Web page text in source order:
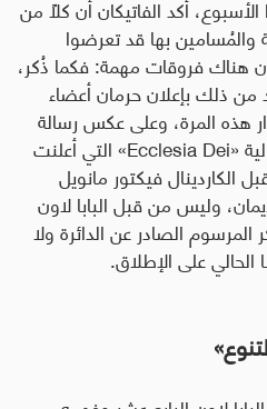
هذا الأسبوع، أكد الفاتيكان أن كلًا من
والمُسامين بها قد تعرضوا
أن هناك فروقات مهمة: فكما ذُكر،
من ذلك بإعلان حرمان أعضاء
هذه المرة، وعلى عكس رسالة
«Ecclesia Dei» التي أعلنت
الكاردينال فيكتور مانويل
وليس من قبل البابا لاون
المرسوم الصادر عن الدائرة ولا
الحالي على الإطلاق.